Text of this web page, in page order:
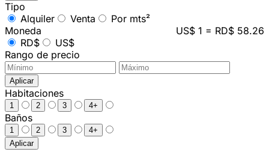
Tipo
Alquiler
Venta
Por mts²
Moneda
US$ 1 = RD$ 58.26
RD$
US$
Rango de precio
Aplicar
Habitaciones
1 2 3 4+
Baños
1 2 3
4+
Aplicar